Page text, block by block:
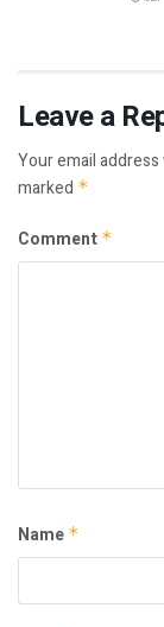
Leave a
Your email
marked *
Comment *
Name *